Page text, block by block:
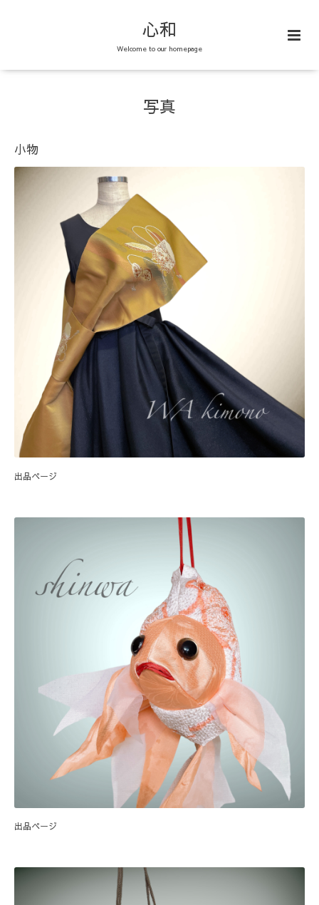
心和
Welcome to our homepage
写真
小物
出品ページ
出品ページ